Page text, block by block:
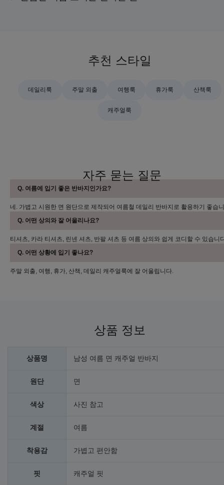
추천 스타일
데일리룩 주말 외출 여행룩 휴가룩 산책룩
캐주얼룩
자주 묻는 질문
Q. 여름에 입기 좋은 반바지인가요?
네. 가볍고 시원한 면 원단으로 제작되어 여름철 데일리 반바지로 활용하기 좋습
Q. 어떤 상의와 잘 어울리나요?
티셔츠, 카라 티셔츠, 린넨 셔츠, 반팔 셔츠 등 여름 상의와 쉽게 코디할 수 있습니
Q. 어떤 상황에 입기 좋나요?
주말 외출, 여행, 휴가, 산책, 데일리 캐주얼룩에 잘 어울립니다.
상품 정보
상품명 남성 여름 면 캐주얼 반바지
원단 면
색상 사진 참고
계절 여름
착용감 가볍고 편안함
핏 캐주얼 핏